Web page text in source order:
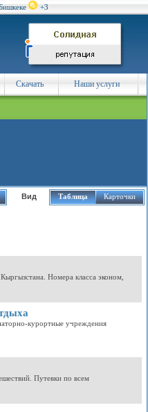
+3
Скачать Наши услуги
Вид Таблица Карточки
Номера класса эконом,
курортные учреждения
Путевки по всем